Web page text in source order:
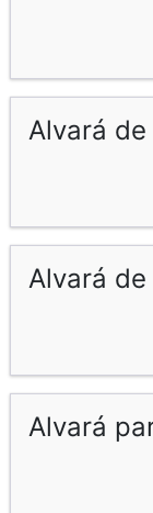
Alvará de
Alvará
Alvará